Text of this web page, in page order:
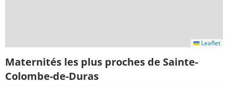
Leaflet
Maternités les plus proches de Sainte-
Colombe-de-Duras